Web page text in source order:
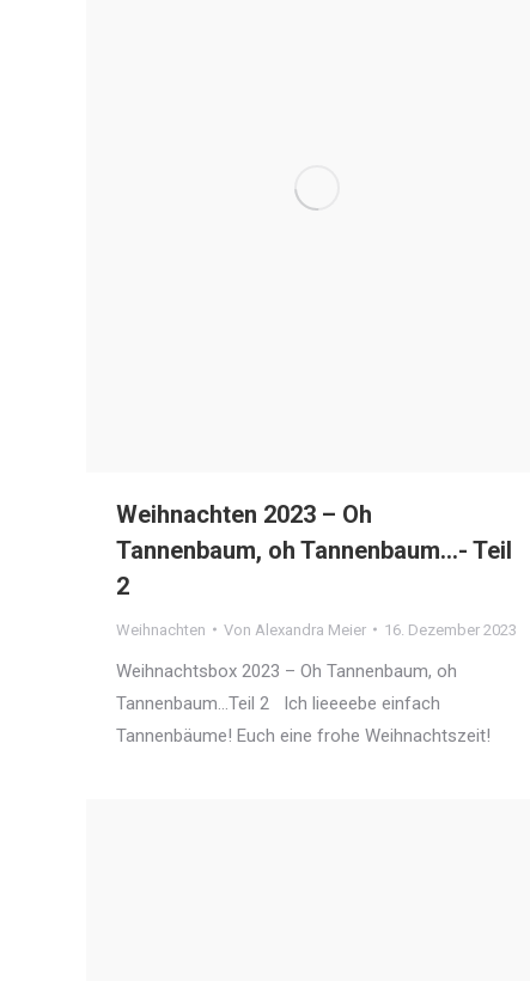
Weihnachten 2023 – Oh
Tannenbaum, oh Tannenbaum…- Teil
2
Weihnachten Von Alexandra Meier 16. Dezember 2023
Weihnachtsbox 2023 – Oh Tannenbaum, oh
Tannenbaum…Teil 2 Ich lieeeebe einfach
Tannenbäume! Euch eine frohe Weihnachtszeit!